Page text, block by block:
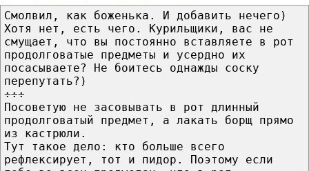
Смолвил, как боженька. И добавить нечего)
Хотя нет, есть чего. Курильщики, вас не
смущает, что вы постоянно вставляете в рот
продолговатые предметы и усердно их
посасываете? Не боитесь однажды соску
перепутать?)
÷÷÷
Посоветую не засовывать в рот длинный
продолговатый предмет, а лакать борщ прямо
из кастрюли.
Тут такое дело: кто больше всего
рефлексирует, тот и пидор. Поэтому если